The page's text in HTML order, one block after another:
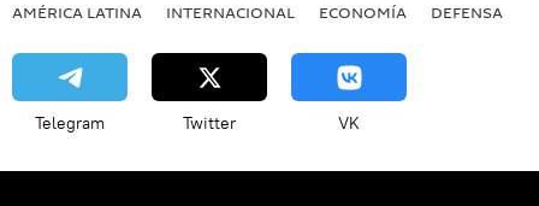
AMÉRICA LATINA INTERNACIONAL ECONOMÍA DEFENSA
Telegram Twitter VK